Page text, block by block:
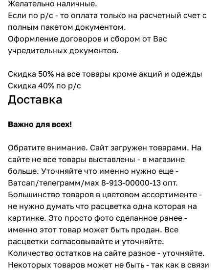
Желательно наличные.
Если по р/с - то оплата только на расчетный счет с
полным пакетом документом.
Оформление договоров и сбором от Вас
учредительных документов.
Скидка 50% на все товары кроме акций и одежды
Скидка 40% по р/с
Доставка
Важно для всех!
Обратите внимание. Сайт загружен товарами. На
сайте не все товары выставлены - в магазине
больше. Уточняйте что именно нужно еще -
Ватсап/телеграмм/мах 8-913-00000-13 опт.
Большинство товаров в цветовом ассортименте -
не нужно думать что расцветка одна которая на
картинке. Это просто фото сделанное ранее -
именно этот товар может быть продан. Все
расцветки согласовывайте и уточняйте.
Количество остатков на сайте разное - уточняйте.
Некоторых товаров может не быть - так как в связи